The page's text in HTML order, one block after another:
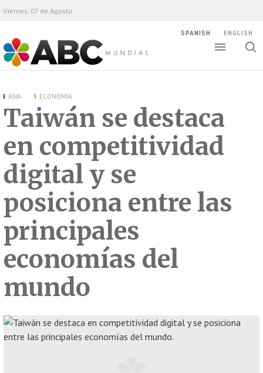
ABC Mundial
Viernes, 07 de Agosto
SPANISH ENGLISH
ASIA ECONOMÍA
Taiwán se destaca
en competitividad
digital y se
posiciona entre las
principales
economías del
mundo